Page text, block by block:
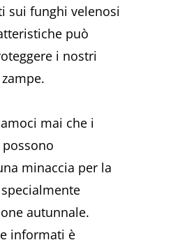
sui funghi velenosi
può
i nostri
mai che i
minaccia per la
autunnale.
informati è